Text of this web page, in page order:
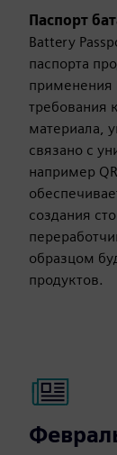
Паспорт
Battery
паспорта
применения
требования
материала,
связано с
например
создания
образцом
продуктов.